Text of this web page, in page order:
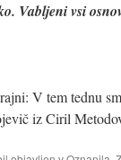
Vabljeni vsi
V tem tednu
iz Ciril